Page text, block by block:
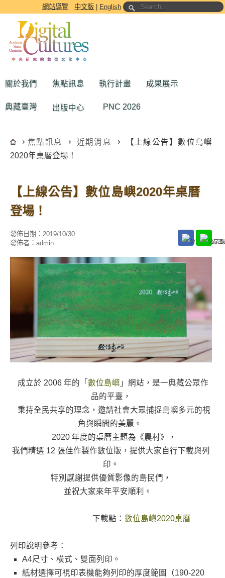
跳到主要內容區塊網站導覽 中文版 English
關於我們 焦點訊息 執行計畫 成果展示
典藏臺灣 出版中心 PNC 2026
焦點訊息 近期消息
【上線公告】數位島嶼
2020年桌曆登場！
【上線公告】數位島嶼2020年桌曆
登場！
發佈日期： 2019/10/30
發佈者： admin
成立於 2006 年的「 數位島嶼 」網站，是一典藏公眾作
品的平臺，
秉持全民共享的理念，邀請社會大眾捕捉島嶼多元的視
角與瞬間的美麗。
2020 年度的桌曆主題為《農村》，
我們精選 12 張佳作製作數位版，提供大家自行下載與列
印。
特別感謝提供優質影像的島民們，
並祝大家來年平安順利。
下載點： 數位島嶼2020桌曆
列印說明參考：
A4尺寸、橫式、雙面列印。
紙材選擇可視印表機能夠列印的厚度範圍（190-220